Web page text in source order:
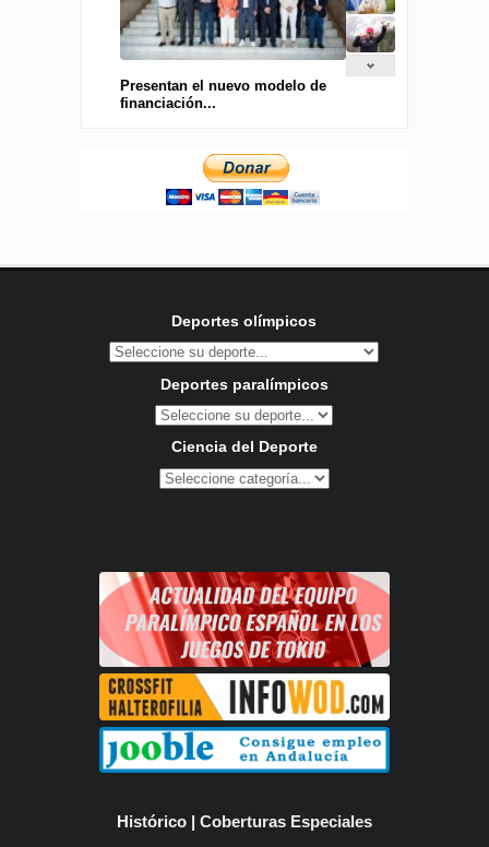
Presentan el nuevo modelo de
financiación...
Deportes olímpicos
Deportes paralímpicos
Ciencia del Deporte
Histórico | Coberturas Especiales